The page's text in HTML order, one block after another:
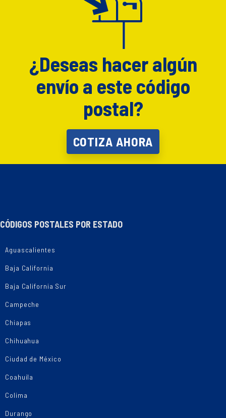
¿Deseas hacer algún
envío a este código
postal?
COTIZA AHORA
CÓDIGOS POSTALES POR ESTADO
Aguascalientes
Baja California
Baja California Sur
Campeche
Chiapas
Chihuahua
Ciudad de México
Coahuila
Colima
Durango